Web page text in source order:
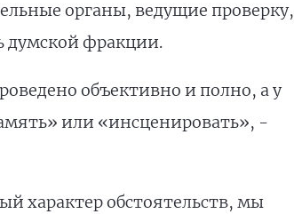
органы, ведущие проверку,
думской фракции.
объективно и полно, а у
или «инсценировать», -
характер обстоятельств, мы